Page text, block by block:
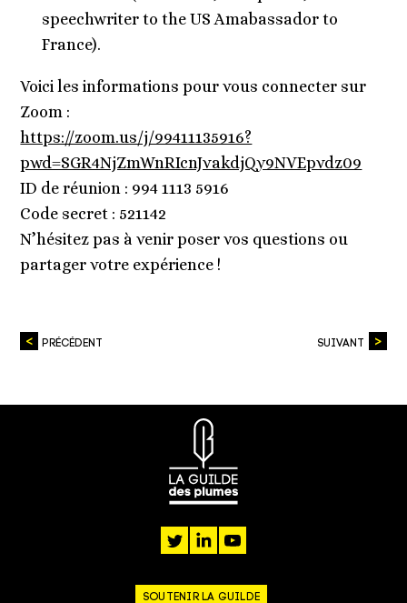
speechwriter to the US Amabassador to
France).
Voici les informations pour vous connecter sur
Zoom :
https://zoom.us/j/99411135916?
pwd=SGR4NjZmWnRIcnJvakdjQy9NVEpvdz09
ID de réunion : 994 1113 5916
Code secret : 521142
N’hésitez pas à venir poser vos questions ou
partager votre expérience !
PRÉCÉDENT SUIVANT
twitterlinkedin
SOUTENIR LA GUILDE